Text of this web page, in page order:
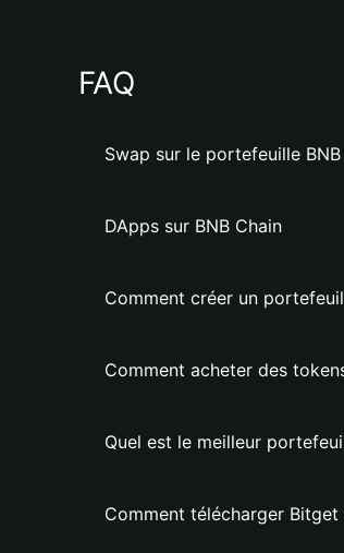
FAQ
Swap sur le portefeuille
DApps sur BNB Chain
Comment créer un
Comment acheter des
Quel est le meilleur
Comment télécharger